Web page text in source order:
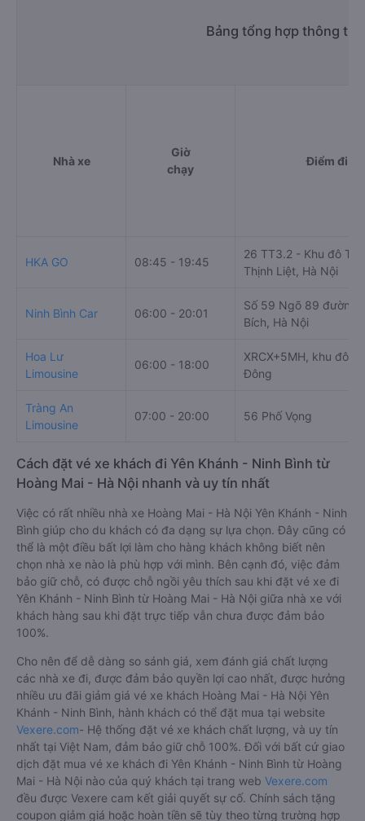
Bảng tổng hợp thông tin
Nhà xe
Giờ
chạy
Điểm đi
HKA GO 08:45 - 19:45
26 TT3.2 - Khu đô Thị
Thịnh Liệt, Hà Nội
Ninh Bình Car 06:00 - 20:01
Số 59 Ngõ 89 đường
Bích, Hà Nội
Hoa Lư
Limousine
06:00 - 18:00
XRCX+5MH, khu đô
Đông
Tràng An
Limousine
07:00 - 20:00 56 Phố Vọng
Cách đặt vé xe khách đi Yên Khánh - Ninh Bình từ
Hoàng Mai - Hà Nội nhanh và uy tín nhất
Việc có rất nhiều nhà xe Hoàng Mai - Hà Nội Yên Khánh - Ninh
Bình giúp cho du khách có đa dạng sự lựa chọn. Đây cũng có
thể là một điều bất lợi làm cho hàng khách không biết nên
chọn nhà xe nào là phù hợp với mình. Bên cạnh đó, việc đảm
bảo giữ chỗ, có được chỗ ngồi yêu thích sau khi đặt vé xe đi
Yên Khánh - Ninh Bình từ Hoàng Mai - Hà Nội giữa nhà xe với
khách hàng sau khi đặt trực tiếp vẫn chưa được đảm bảo
100%.
Cho nên để dễ dàng so sánh giá, xem đánh giá chất lượng
các nhà xe đi, được đảm bảo quyền lợi cao nhất, được hưởng
nhiều ưu đãi giảm giá vé xe khách Hoàng Mai - Hà Nội Yên
Khánh - Ninh Bình, hành khách có thể đặt mua tại website
Vexere.com- Hệ thống đặt vé xe khách chất lượng, và uy tín
nhất tại Việt Nam, đảm bảo giữ chỗ 100%. Đối với bất cứ giao
dịch đặt mua vé xe khách đi Yên Khánh - Ninh Bình từ Hoàng
Mai - Hà Nội nào của quý khách tại trang web Vexere.com
đều được Vexere cam kết giải quyết sự cố. Chính sách tặng
coupon giảm giá hoặc hoàn tiền sẽ tùy theo từng trường hợp